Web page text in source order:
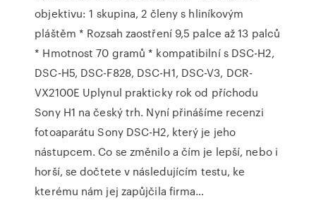
objektivu: 1 skupina, 2 členy s hliníkovým
pláštěm * Rozsah zaostření 9,5 palce až 13 palců
* Hmotnost 70 gramů * kompatibilní s DSC-H2,
DSC-H5, DSC-F828, DSC-H1, DSC-V3, DCR-
VX2100E Uplynul prakticky rok od příchodu
Sony H1 na český trh. Nyní přinášíme recenzi
fotoaparátu Sony DSC-H2, který je jeho
nástupcem. Co se změnilo a čím je lepší, nebo i
horší, se dočtete v následujícím testu, ke
kterému nám jej zapůjčila firma…